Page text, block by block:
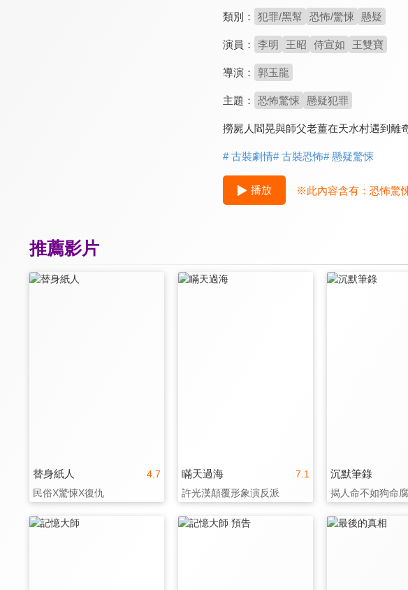
類別： 犯罪/黑幫 恐怖/驚悚 懸疑
演員： 李明 王昭 侍宣如 王雙寶
導演： 郭玉龍
主題： 恐怖驚悚 懸疑犯罪
撈屍人閻晃與師父老薑在天水村遇到離
# 古裝劇情# 古裝恐怖# 懸疑驚悚
播放 ※此內容含有： 恐怖驚
推薦影片
4.7
替身紙人
民俗X驚悚X復仇
7.1
瞞天過海
許光漢顛覆形象演反派
沉默筆錄
揭人命不如狗命